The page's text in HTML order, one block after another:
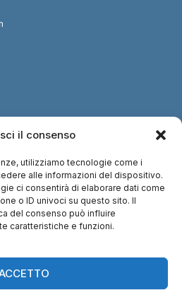
il consenso
utilizziamo tecnologie come i
alle informazioni del dispositivo.
ci consentirà di elaborare dati come
o ID univoci su questo sito. Il
del consenso può influire
caratteristiche e funzioni.
ANCHE SU: